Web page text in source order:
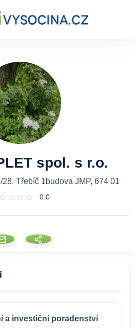
spol. s r.o.
Třebíč 1budova JMP, 674 01
0.0
a investiční poradenství